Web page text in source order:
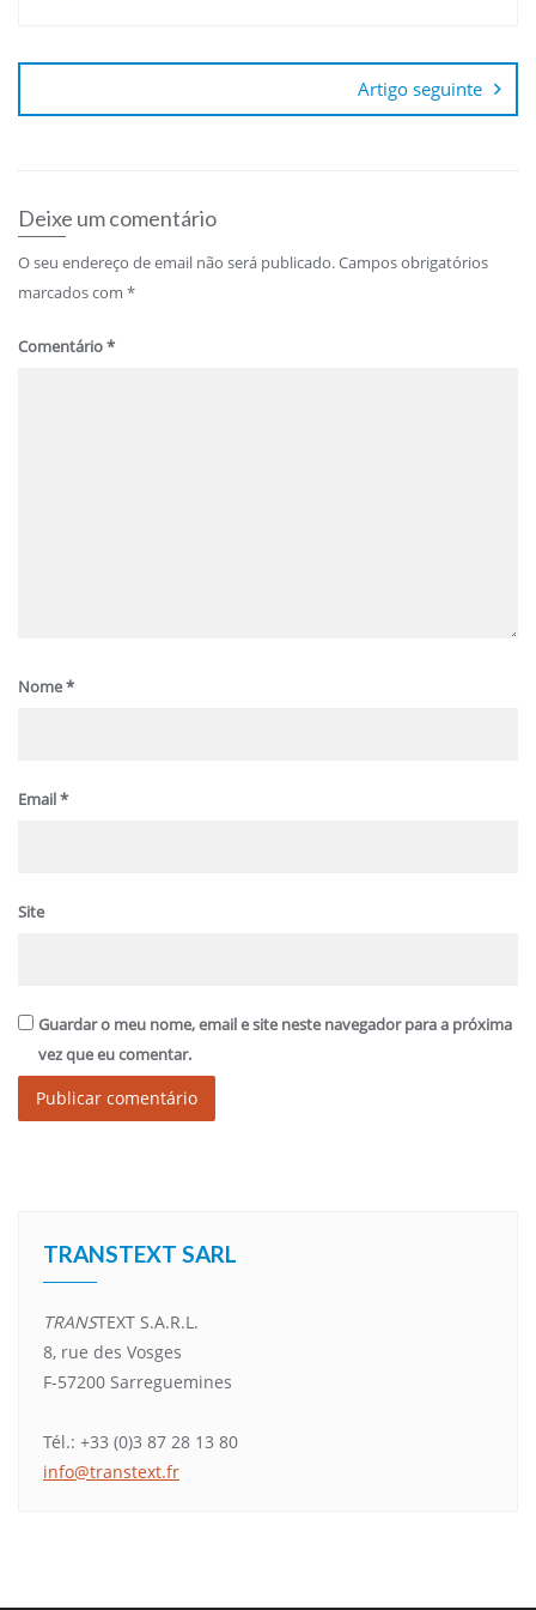
de
Artigo seguinte
Deixe um comentário
O seu endereço de email não será publicado.Campos obrigatórios
marcados com *
Comentário*
Nome*
Email*
Site
Guardar o meu nome, email e site neste navegador para a próxima
vez que eu comentar.
TRANSTEXT SARL
TRANSTEXT S.A.R.L.
8, rue des Vosges
F-57200 Sarreguemines
Tél.: +33 (0)3 87 28 13 80
info@transtext.fr